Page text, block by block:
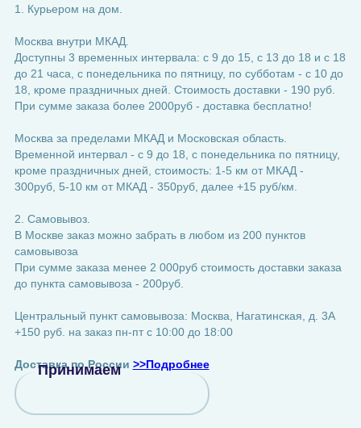
1. Курьером на дом.
Москва внутри МКАД.
Доступны 3 временных интервала: с 9 до 15, с 13 до 18 и с 18
до 21 часа, с понедельника по пятницу, по субботам - с 10 до
18, кроме праздничных дней. Стоимость доставки - 190 руб.
При сумме заказа более 2000руб - доставка бесплатно!
Москва за пределами МКАД и Московская область.
Временной интервал - с 9 до 18, с понедельника по пятницу,
кроме праздничных дней, стоимость: 1-5 км от МКАД -
300руб, 5-10 км от МКАД - 350руб, далее +15 руб/км.
2. Самовывоз.
В Москве заказ можно забрать в любом из 200 пунктов
самовывоза
При сумме заказа менее 2 000руб стоимость доставки заказа
до пункта самовывоза - 200руб.
Центральный пункт самовывоза: Москва, Нагатинская, д. 3А
+150 руб. на заказ пн-пт с 10:00 до 18:00
Доставка по России >>Подробнее
Принимаем